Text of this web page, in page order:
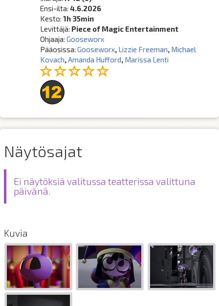
Ensi-ilta:4.6.2026
Kesto:1h 35min
Levittäjä: Piece of Magic Entertainment
Ohjaaja:Gooseworx
Pääosissa:Gooseworx, Lizzie Freeman, Michael
Kovach, Amanda Hufford, Marissa Lenti
Näytösajat
Ei näytöksiä valitussa teatterissa valittuna
päivänä.
Kuvia